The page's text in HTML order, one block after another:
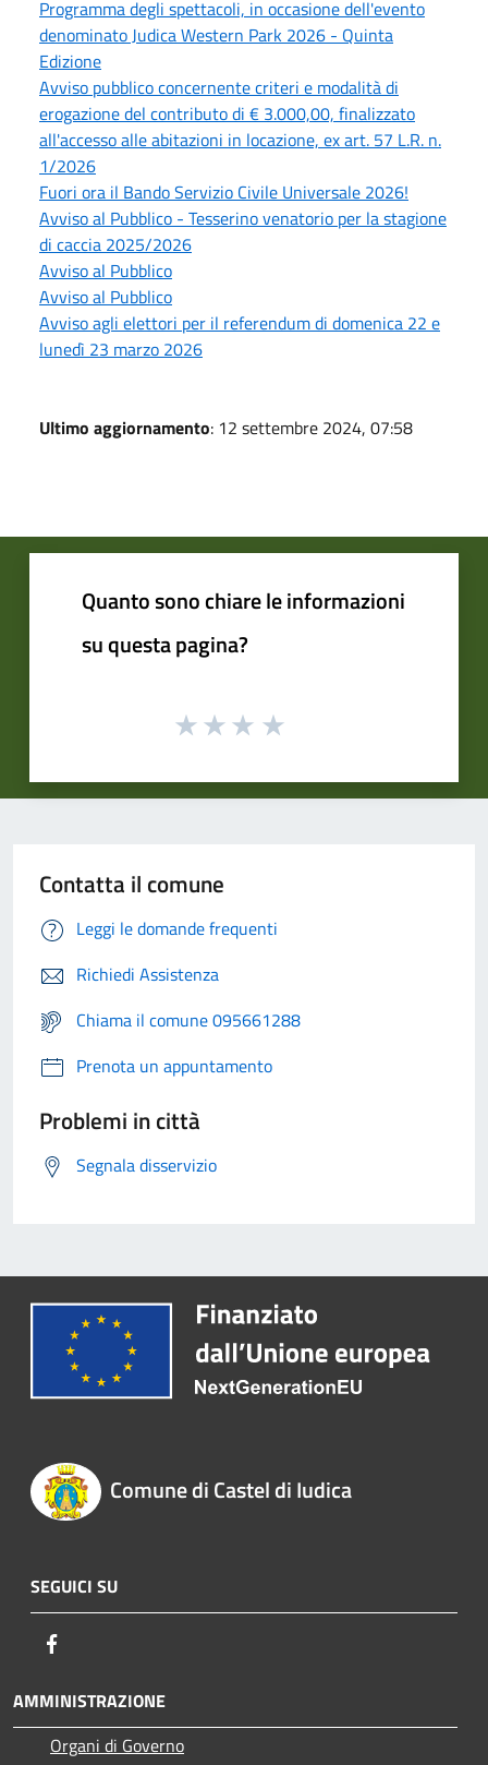
Programma degli spettacoli, in occasione dell'evento
denominato Judica Western Park 2026 - Quinta
Edizione
Avviso pubblico concernente criteri e modalità di
erogazione del contributo di € 3.000,00, finalizzato
all'accesso alle abitazioni in locazione, ex art. 57 L.R. n.
1/2026
Fuori ora il Bando Servizio Civile Universale 2026!
Avviso al Pubblico - Tesserino venatorio per la stagione
di caccia 2025/2026
Avviso al Pubblico
Avviso al Pubblico
Avviso agli elettori per il referendum di domenica 22 e
lunedì 23 marzo 2026
Ultimo aggiornamento: 12 settembre 2024, 07:58
Quanto sono chiare le informazioni
su questa pagina?
Contatta il comune
Leggi le domande frequenti
Richiedi Assistenza
Chiama il comune 095661288
Prenota un appuntamento
Problemi in città
Segnala disservizio
Comune di Castel di Iudica
SEGUICI SU
AMMINISTRAZIONE
Organi di Governo